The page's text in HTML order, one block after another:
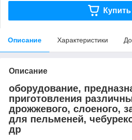
Купить
Описание Характеристики
Описание
оборудование,
приготовления
дрожжевого, слоеного,
для пельменей,
др